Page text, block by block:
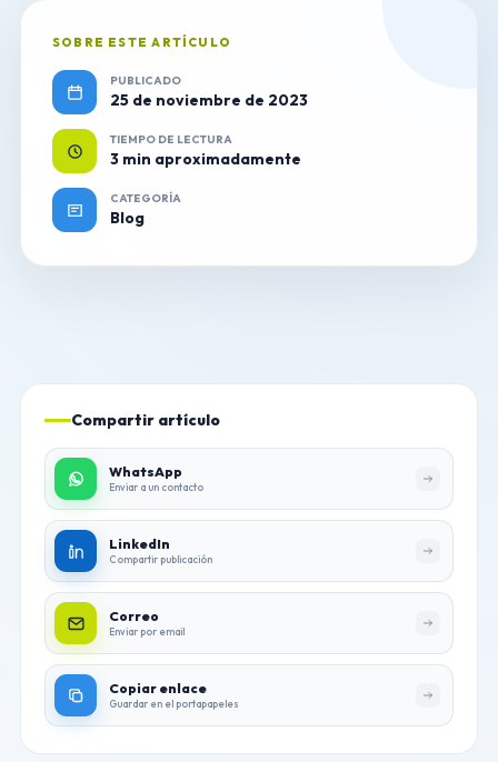
SOBRE ESTE ARTÍCULO
PUBLICADO
25 de noviembre de 2023
TIEMPO DE LECTURA
3 min aproximadamente
CATEGORÍA
Blog
Compartir artículo
WhatsApp
Enviar a un contacto
LinkedIn
Compartir publicación
Correo
Enviar por email
Copiar enlace
Guardar en el portapapeles